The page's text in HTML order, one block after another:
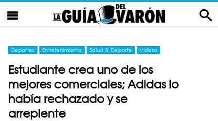
Deportes Entretenimiento Salud & Deporte Videos
Estudiante crea uno de los
mejores comerciales; Adidas lo
había rechazado y se
arrepiente